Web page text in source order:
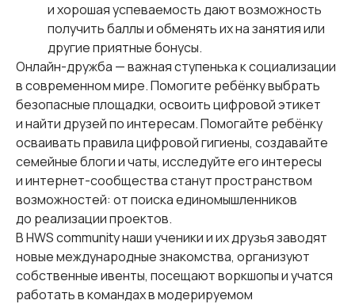
и хорошая успеваемость дают возможность
получить баллы и обменять их на занятия или
другие приятные бонусы.
Онлайн-дружба — важная ступенька к социализации
в современном мире. Помогите ребёнку выбрать
безопасные площадки, освоить цифровой этикет
и найти друзей по интересам. Помогайте ребёнку
осваивать правила цифровой гигиены, создавайте
семейные блоги и чаты, исследуйте его интересы
и интернет-сообщества станут пространством
возможностей: от поиска единомышленников
до реализации проектов.
В HWS community наши ученики и их друзья заводят
новые международные знакомства, организуют
собственные ивенты, посещают воркшопы и учатся
работать в командах в модерируемом